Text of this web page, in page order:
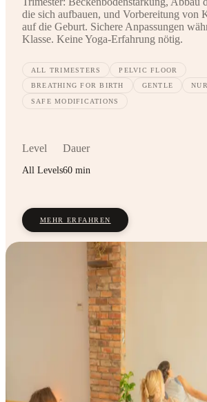
die sich aufbauen, und Vorbereitung von
auf die Geburt. Sichere Anpassungen
Klasse. Keine Yoga-Erfahrung nötig.
ALL TRIMESTERS PELVIC FLOOR
BREATHING FOR BIRTH GENTLE
SAFE MODIFICATIONS
Level
All Levels
Dauer
60 min
MEHR ERFAHREN